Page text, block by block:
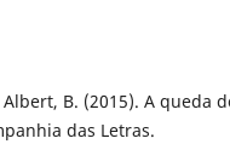
B. (2015). A queda
das Letras.